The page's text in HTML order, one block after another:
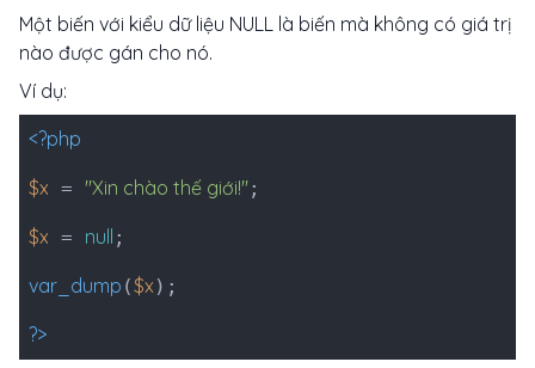
Một biến với kiểu dữ liệu NULL là biến mà không có giá trị
nào được gán cho nó.
Ví dụ:
<?php
$x = "Xin chào thế giới!";
$x = null ;
var_dump ($x );
?>